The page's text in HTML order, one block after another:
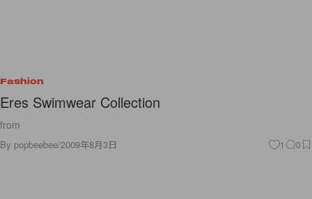
Fashion
Eres Swimwear Collection
from
By popbeebee/2009年8月3日 1 0